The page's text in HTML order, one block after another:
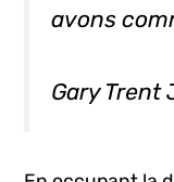
avons
Gary Trent